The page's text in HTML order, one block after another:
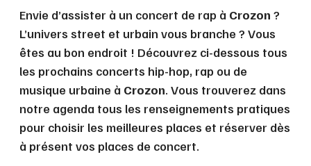
Envie d’assister à un concert de rap à Crozon ?
L’univers street et urbain vous branche ? Vous
êtes au bon endroit ! Découvrez ci-dessous tous
les prochains concerts hip-hop, rap ou de
musique urbaine à Crozon. Vous trouverez dans
notre agenda tous les renseignements pratiques
pour choisir les meilleures places et réserver dès
à présent vos places de concert.